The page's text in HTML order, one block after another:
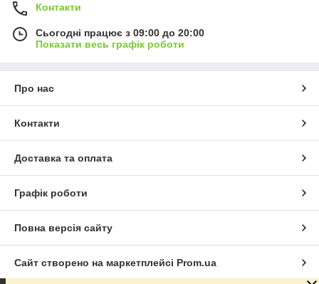
Контакти
Сьогодні працює з 09:00 до 20:00
Показати весь графік роботи
Про нас
Контакти
Доставка та оплата
Графік роботи
Повна версія сайту
Сайт створено на маркетплейсі Prom.ua